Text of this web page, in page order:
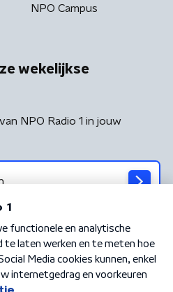
NPO Campus
wekelijkse
NPO Radio 1 in jouw